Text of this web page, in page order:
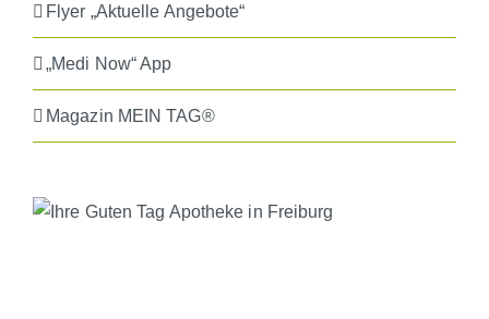
Flyer „Aktuelle Angebote“
„Medi Now“ App
Magazin MEIN TAG®